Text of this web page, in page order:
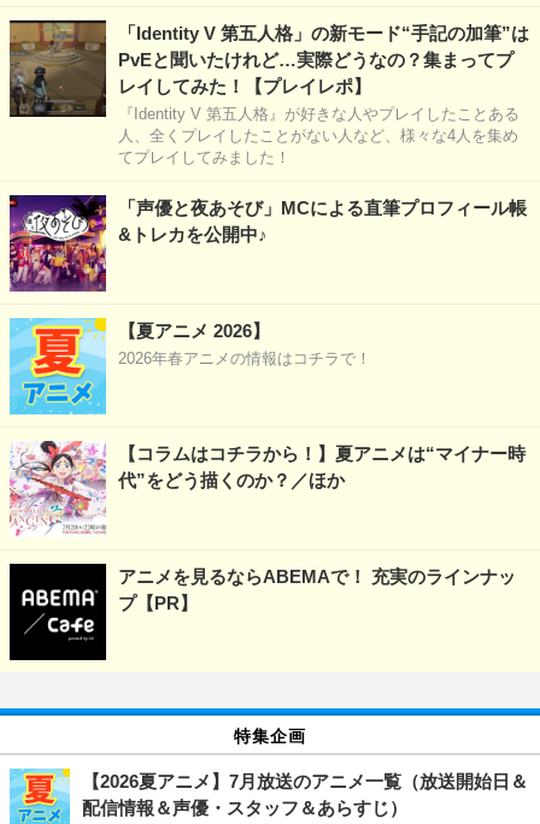
「Identity V 第五人格」の新モード“手記の加筆”は
PvEと聞いたけれど…実際どうなの？集まってプ
レイしてみた！【プレイレポ】
『Identity V 第五人格』が好きな人やプレイしたことある
人、全くプレイしたことがない人など、様々な4人を集め
てプレイしてみました！
「声優と夜あそび」MCによる直筆プロフィール帳
&トレカを公開中♪
【夏アニメ 2026】
2026年春アニメの情報はコチラで！
【コラムはコチラから！】夏アニメは“マイナー時
代”をどう描くのか？／ほか
アニメを見るならABEMAで！ 充実のラインナッ
プ【PR】
特集企画
【2026夏アニメ】7月放送のアニメ一覧（放送開始日＆
配信情報＆声優・スタッフ＆あらすじ）